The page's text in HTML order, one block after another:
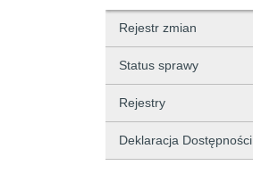
Rejestr zmian
Status sprawy
Rejestry
Deklaracja Dostępności